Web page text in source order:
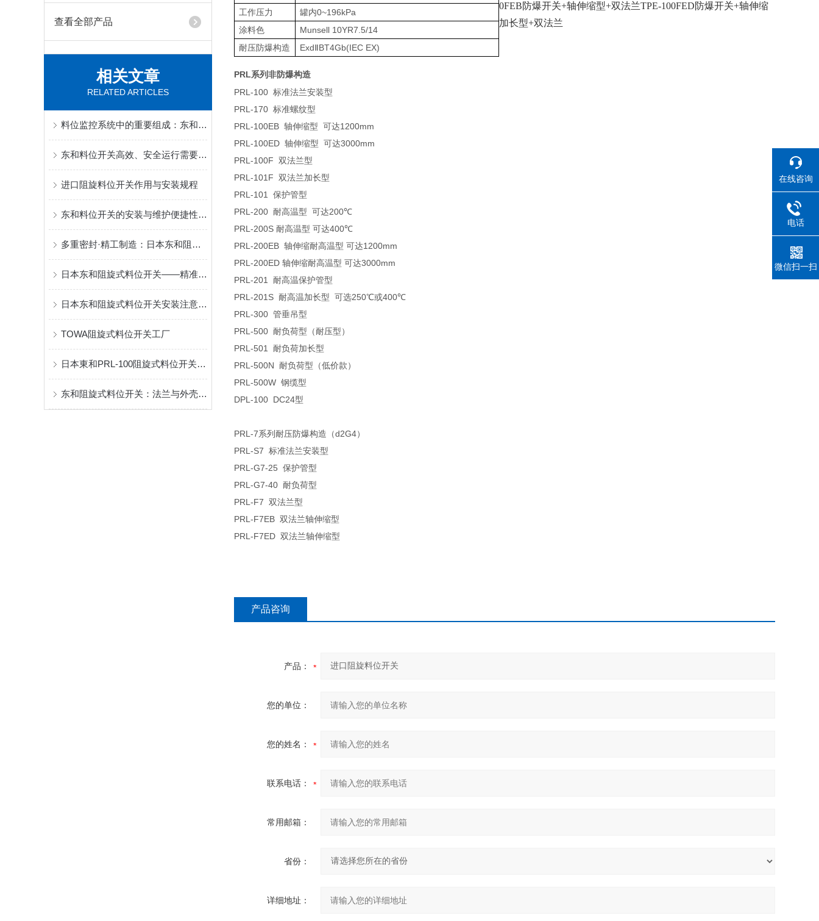
查看全部产品
相关文章
RELATED ARTICLES
料位监控系统中的重要组成：东和料位开关的作用分析
东和料位开关高效、安全运行需要注意的一些要求
进口阻旋料位开关作用与安装规程
东和料位开关的安装与维护便捷性解析
多重密封·精工制造：日本东和阻旋料位开关饲料仓精准控料
日本东和阻旋式料位开关——精准扭矩设计保障可靠运行
日本东和阻旋式料位开关安装注意事项
TOWA阻旋式料位开关工厂
日本東和PRL-100阻旋式料位开关：一体成型工艺+多重密封，定义可靠防护！
东和阻旋式料位开关：法兰与外壳一体浇筑，铸就突出性能
工作压力
罐内0~196kPa
涂料色
Munsell 10YR7.5/14
耐压防爆构造
ExdⅡBT4Gb(IEC EX)
0FEB防爆开关+轴伸缩型+双法兰TPE-100FED防爆开关+轴伸缩
加长型+双法兰
PRL系列非防爆构造
PRL-100 标准法兰安装型
PRL-170 标准螺纹型
PRL-100EB 轴伸缩型 可达1200mm
PRL-100ED 轴伸缩型 可达3000mm
PRL-100F 双法兰型
PRL-101F 双法兰加长型
PRL-101 保护管型
PRL-200 耐高温型 可达200℃
PRL-200S 耐高温型 可达400℃
PRL-200EB 轴伸缩耐高温型 可达1200mm
PRL-200ED 轴伸缩耐高温型 可达3000mm
PRL-201 耐高温保护管型
PRL-201S 耐高温加长型 可选250℃或400℃
PRL-300 管垂吊型
PRL-500 耐负荷型（耐压型）
PRL-501 耐负荷加长型
PRL-500N 耐负荷型（低价款）
PRL-500W 钢缆型
DPL-100 DC24型
PRL-7系列耐压防爆构造（d2G4）
PRL-S7 标准法兰安装型
PRL-G7-25 保护管型
PRL-G7-40 耐负荷型
PRL-F7 双法兰型
PRL-F7EB 双法兰轴伸缩型
PRL-F7ED 双法兰轴伸缩型
产品咨询
产品：
您的单位：
您的姓名：
联系电话：
常用邮箱：
省份：
详细地址：
在线咨询
电话
微信扫一扫